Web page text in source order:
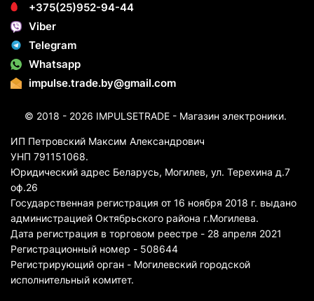
+375(25)952-94-44
Viber
Telegram
Whatsapp
impulse.trade.by@gmail.com
© 2018 - 2026 IMPULSETRADE - Магазин электроники.
ИП Петровский Максим Александрович
УНП 791151068.
Юридический адрес Беларусь, Могилев, ул. Терехина д.7
оф.26
Государственная регистрация от 16 ноября 2018 г. выдано
администрацией Октябрьского района г.Могилева.
Дата регистрация в торговом реестре - 28 апреля 2021
Регистрационный номер - 508644
Регистрирующий орган - Могилевский городской
исполнительный комитет.